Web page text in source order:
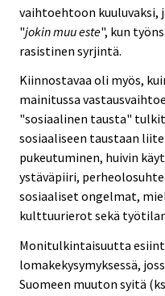
vaihtoehtoon kuuluvaksi,
"jokin muu este", kun
rasistinen syrjintä.
Kiinnostavaa oli myös,
mainitussa
"sosiaalinen tausta"
sosiaaliseen taustaan
pukeutuminen, huivin
ystäväpiiri,
sosiaaliset ongelmat,
kulttuurierot sekä
Monitulkintaisuutta
lomakekysymyksessä,
Suomeen muuton syitä